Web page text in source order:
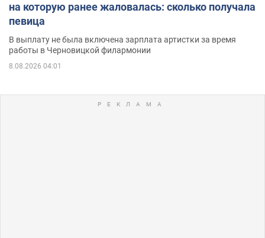
на которую ранее жаловалась: сколько получала
певица
В выплату не была включена зарплата артистки за время
работы в Черновицкой филармонии
8.08.2026 04:01